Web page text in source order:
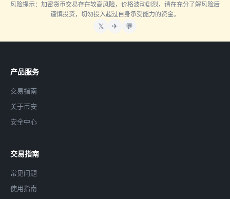
风险提示：加密货币交易存在较高风险，价格波动剧烈，请在充分了解风险后
谨慎投资，切勿投入超过自身承受能力的资金。
𝕏 ✈ 💬
产品服务
交易指南
关于币安
安全中心
交易指南
常见问题
使用指南